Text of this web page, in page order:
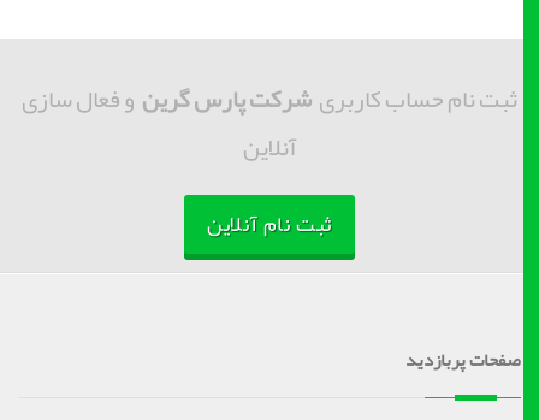
ثبت نام حساب کاربریشرکت پارس گرینو فعال سازی
آنلاین
ثبت نام آنلاین
صفحات پربازدید